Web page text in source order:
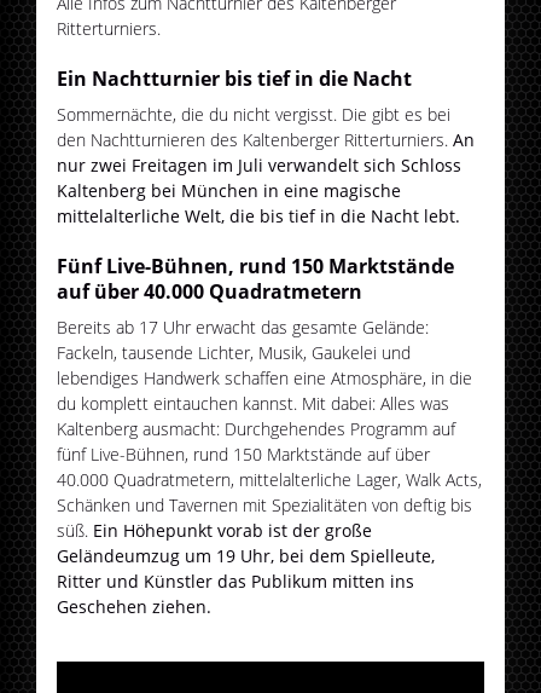
Ritterturniers.
Ein Nachtturnier bis tief in die Nacht
Sommernächte, die du nicht vergisst. Die gibt es bei
den Nachtturnieren des Kaltenberger Ritterturniers.An
nur zwei Freitagen im Juli verwandelt sich Schloss
Kaltenberg bei München in eine magische
mittelalterliche Welt, die bis tief in die Nacht lebt.
Fünf Live-Bühnen, rund 150 Marktstände
auf über 40.000 Quadratmetern
Bereits ab 17 Uhr erwacht das gesamte Gelände:
Fackeln, tausende Lichter, Musik, Gaukelei und
lebendiges Handwerk schaffen eine Atmosphäre, in die
du komplett eintauchen kannst. Mit dabei: Alles was
Kaltenberg ausmacht: Durchgehendes Programm auf
fünf Live-Bühnen, rund 150 Marktstände auf über
40.000 Quadratmetern, mittelalterliche Lager, Walk Acts,
Schänken und Tavernen mit Spezialitäten von deftig bis
süß. Ein Höhepunkt vorab ist der große
Geländeumzug um 19 Uhr, bei dem Spielleute,
Ritter und Künstler das Publikum mitten ins
Geschehen ziehen.